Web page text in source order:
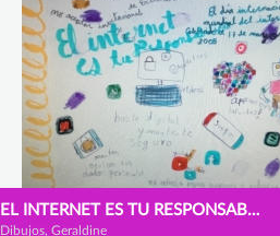
EL INTERNET ES TU RESPONSABILIDAD
Dibujos, Geraldine